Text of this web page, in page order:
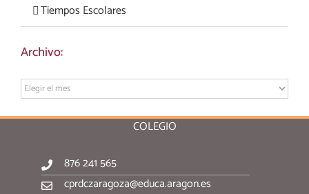
Tiempos Escolares
Archivo:
Archivo:
COLEGIO
876 241 565
cprdczaragoza@educa.aragon.es